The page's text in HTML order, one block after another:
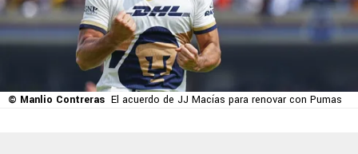
© Manlio Contreras El acuerdo de JJ Macías para renovar con Pumas